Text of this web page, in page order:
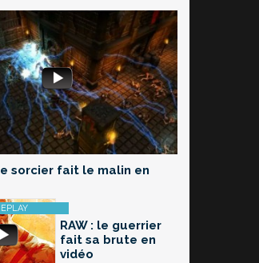
le sorcier fait le malin en
RAW : le guerrier
fait sa brute en
vidéo